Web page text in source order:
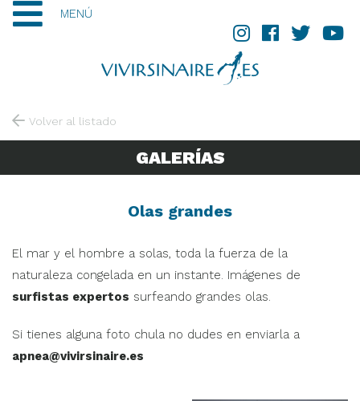
MENÚ
Volver al listado
GALERÍAS
Olas grandes
El mar y el hombre a solas, toda la fuerza de la
naturaleza congelada en un instante. Imágenes de
surfistas expertos surfeando grandes olas.
Si tienes alguna foto chula no dudes en enviarla a
apnea@vivirsinaire.es